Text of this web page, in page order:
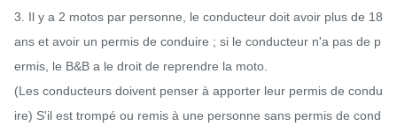
3. Il y a 2 motos par personne, le conducteur doit avoir plus de 18
ans et avoir un permis de conduire ; si le conducteur n'a pas de p
ermis, le B&B a le droit de reprendre la moto.
(Les conducteurs doivent penser à apporter leur permis de condu
ire) S'il est trompé ou remis à une personne sans permis de cond